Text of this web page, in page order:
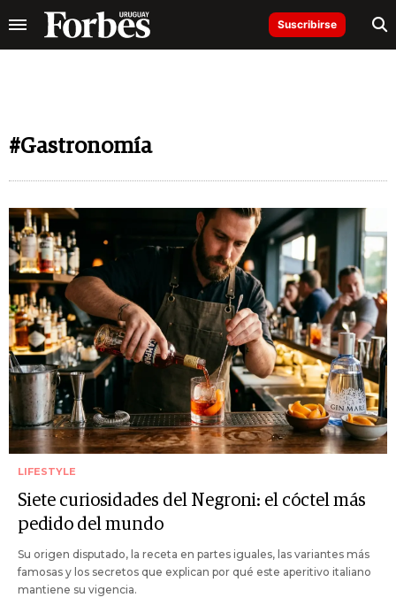
Suscribirse
#Gastronomía
LIFESTYLE
Siete curiosidades del Negroni: el cóctel más
pedido del mundo
Su origen disputado, la receta en partes iguales, las variantes más
famosas y los secretos que explican por qué este aperitivo italiano
mantiene su vigencia.